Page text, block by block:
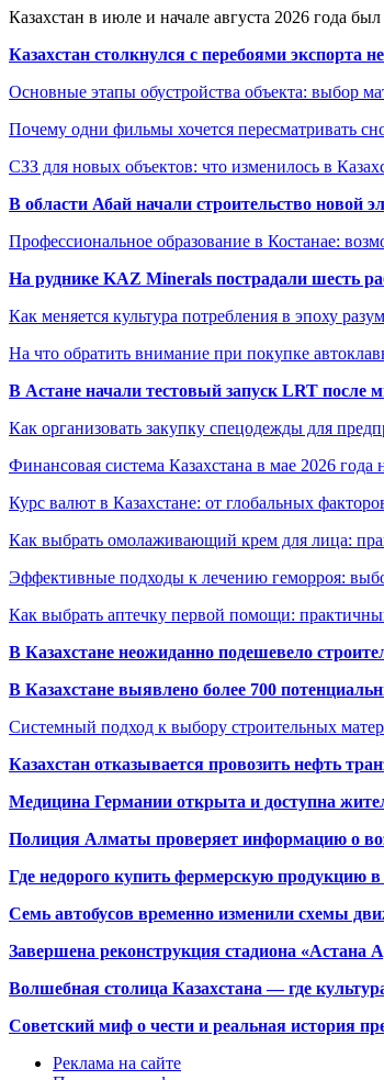
Казахстан в июле и начале августа 2026 года
Казахстан столкнулся с перебоями экспорта
Основные этапы обустройства объекта: выбор
Почему одни фильмы хочется пересматривать
СЗЗ для новых объектов: что изменилось в
В области Абай начали строительство новой
Профессиональное образование в Костанае:
На руднике KAZ Minerals пострадали шесть
Как меняется культура потребления в эпоху
На что обратить внимание при покупке
В Астане начали тестовый запуск LRT после
Как организовать закупку спецодежды для
Финансовая система Казахстана в мае 2026 года
Курс валют в Казахстане: от глобальных
Как выбрать омолаживающий крем для лица:
Эффективные подходы к лечению геморроя:
Как выбрать аптечку первой помощи:
В Казахстане неожиданно подешевело
В Казахстане выявлено более 700
Системный подход к выбору строительных
Казахстан отказывается провозить нефть
Медицина Германии открыта и доступна
Полиция Алматы проверяет информацию о
Где недорого купить фермерскую продукцию
Семь автобусов временно изменили схемы
Завершена реконструкция стадиона «Астана
Волшебная столица Казахстана — где
Советский миф о чести и реальная история
Реклама на сайте